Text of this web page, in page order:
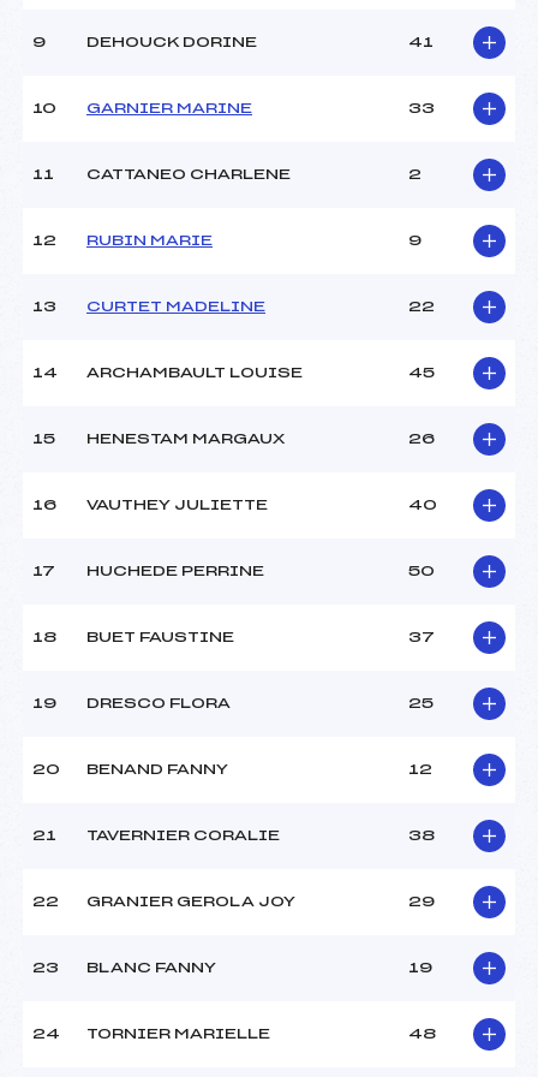
Météo :
COUVERT
COMPACT
Nombre de portes :
34
Traceur :
GRENAT DAVID (MB)
SKI CLUB ()
SKI CLUB ()
Ouvreurs C :
BECK VINCENT (MV)
Ouvreurs E :
-1
Pénalité appliquée :
226.1200
9 DEHOUCK DORINE 41
10 GARNIER MARINE 33
11 CATTANEO CHARLENE 2
12 RUBIN MARIE 9
13 CURTET MADELINE 22
14 ARCHAMBAULT LOUISE 45
15 HENESTAM MARGAUX 26
16 VAUTHEY JULIETTE 40
17 HUCHEDE PERRINE 50
18 BUET FAUSTINE 37
19 DRESCO FLORA 25
20 BENAND FANNY 12
21 TAVERNIER CORALIE 38
22 GRANIER GEROLA JOY 29
23 BLANC FANNY 19
24 TORNIER MARIELLE 48